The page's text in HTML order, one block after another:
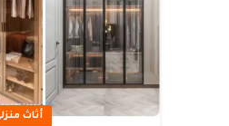
أثاث